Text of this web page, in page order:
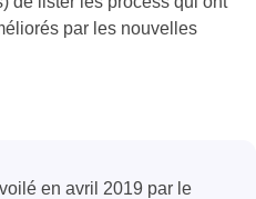
par les nouvelles
en avril 2019 par le